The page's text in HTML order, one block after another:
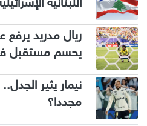
ريال مدريد يرفع
يحسم مستقبل
نيمار يثير
مجددا؟